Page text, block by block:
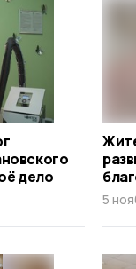
дело
5